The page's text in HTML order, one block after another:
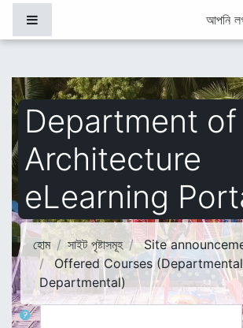
আপনি
Department of
Architecture
eLearning
হোম সাইট পৃষ্টাসমূহ
Site
Offered Courses
Departmental)
অনুসন্ধান